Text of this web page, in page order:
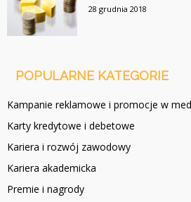
28 grudnia 2018
POPULARNE KATEGORIE
Kampanie reklamowe i promocje w
Karty kredytowe i debetowe
Kariera i rozwój zawodowy
Kariera akademicka
Premie i nagrody